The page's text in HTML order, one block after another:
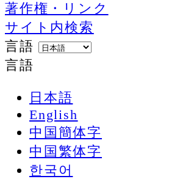
著作権・リンク
サイト内検索
言語
言語
日本語
English
中国簡体字
中国繁体字
한국어